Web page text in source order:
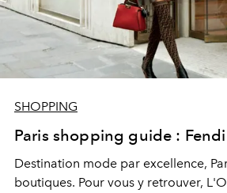
SHOPPING
Paris shopping guide : Fendi
Destination mode par excellence,
boutiques. Pour vous y retrouver,